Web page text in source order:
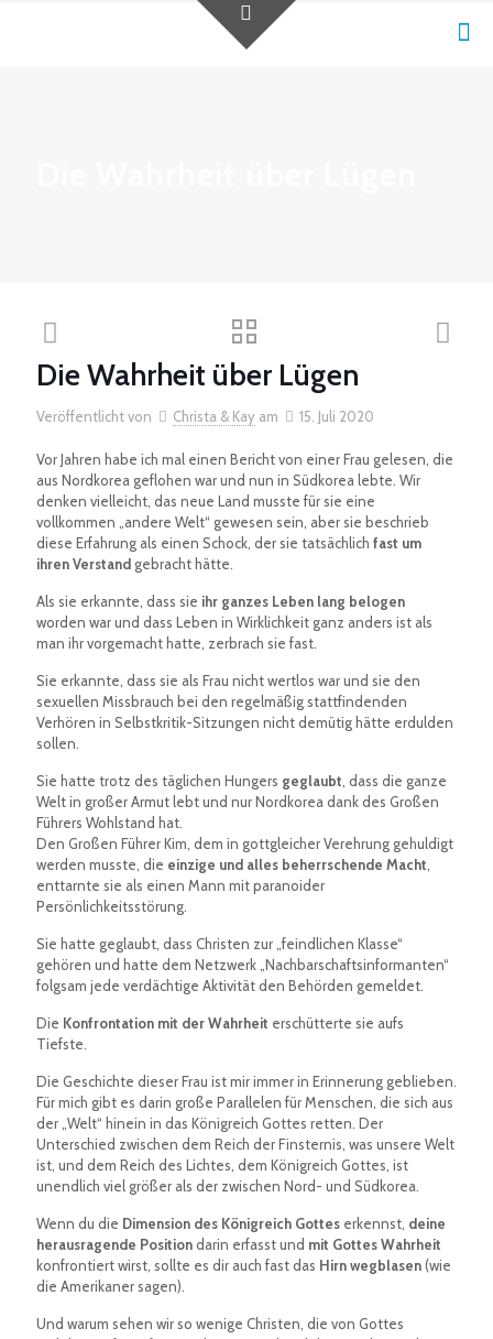
Die Wahrheit über Lügen
Veröffentlicht von Christa & Kay am 15. Juli 2020
Vor Jahren habe ich mal einen Bericht von einer Frau gelesen, die
aus Nordkorea geflohen war und nun in Südkorea lebte. Wir
denken vielleicht, das neue Land musste für sie eine
vollkommen „andere Welt“ gewesen sein, aber sie beschrieb
diese Erfahrung als einen Schock, der sie tatsächlich fast um
ihren Verstandgebracht hätte.
Als sie erkannte, dass sie ihr ganzes Leben lang belogen
worden war und dass Leben in Wirklichkeit ganz anders ist als
man ihr vorgemacht hatte, zerbrach sie fast.
Sie erkannte, dass sie als Frau nicht wertlos war und sie den
sexuellen Missbrauch bei den regelmäßig stattfindenden
Verhören in Selbstkritik-Sitzungen nicht demütig hätte erdulden
sollen.
Sie hatte trotz des täglichen Hungers geglaubt , dass die ganze
Welt in großer Armut lebt und nur Nordkorea dank des Großen
Führers Wohlstand hat.
Den Großen Führer Kim, dem in gottgleicher Verehrung gehuldigt
werden musste, die einzige und alles beherrschende Macht
enttarnte sie als einen Mann mit paranoider
Persönlichkeitsstörung.
Sie hatte geglaubt, dass Christen zur „feindlichen Klasse“
gehören und hatte dem Netzwerk „Nachbarschaftsinformanten“
folgsam jede verdächtige Aktivität den Behörden gemeldet.
Die Konfrontation mit der Wahrheit erschütterte sie aufs
Tiefste.
Die Geschichte dieser Frau ist mir immer in Erinnerung geblieben.
Für mich gibt es darin große Parallelen für Menschen, die sich aus
der „Welt“ hinein in das Königreich Gottes retten. Der
Unterschied zwischen dem Reich der Finsternis, was unsere Welt
ist, und dem Reich des Lichtes, dem Königreich Gottes, ist
unendlich viel größer als der zwischen Nord- und Südkorea.
Wenn du die Dimension des Königreich Gottes erkennst, deine
herausragende Positiondarin erfasst und mit Gottes Wahrheit
konfrontiert wirst, sollte es dir auch fast das Hirn wegblasen(wie
die Amerikaner sagen).
Und warum sehen wir so wenige Christen, die von Gottes